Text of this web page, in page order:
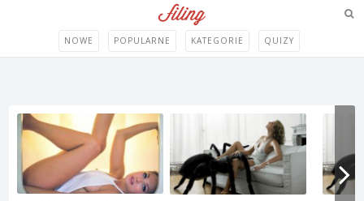
NOWE POPULARNE KATEGORIE QUIZY